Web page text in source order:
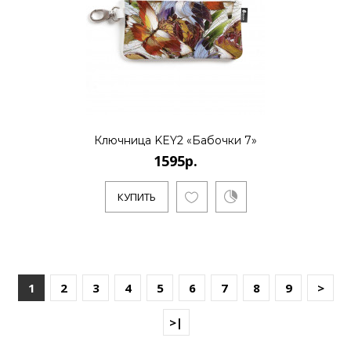
Ключница KEY2 «Бабочки 7»
1595р.
КУПИТЬ
1 2 3 4 5 6 7 8 9 >
>|